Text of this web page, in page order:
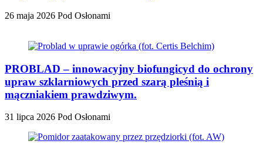
26 maja 2026 Pod Osłonami
PROBLAD – innowacyjny biofungicyd do ochrony
upraw szklarniowych przed szarą pleśnią i
mączniakiem prawdziwym.
31 lipca 2026 Pod Osłonami